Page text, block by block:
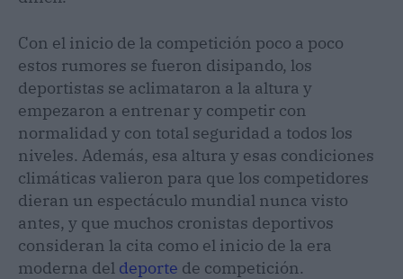
Con el inicio de la competición poco a poco
estos rumores se fueron disipando, los
deportistas se aclimataron a la altura y
empezaron a entrenar y competir con
normalidad y con total seguridad a todos los
niveles. Además, esa altura y esas condiciones
climáticas valieron para que los competidores
dieran un espectáculo mundial nunca visto
antes, y que muchos cronistas deportivos
consideran la cita como el inicio de la era
moderna del deporte de competición.